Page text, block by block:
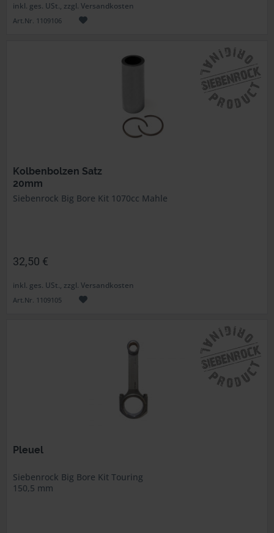
inkl. ges. USt., zzgl. Versandkosten
Art.Nr. 1109106
Kolbenbolzen Satz
20mm
Siebenrock Big Bore Kit 1070cc Mahle
32,50 €
inkl. ges. USt., zzgl. Versandkosten
Art.Nr. 1109105
Pleuel
Siebenrock Big Bore Kit Touring
150,5 mm